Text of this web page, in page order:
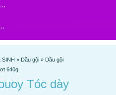
DỤNG CỤ NHÀ BẾP
ĐẶT HÀNG TẠI ĐÂY
SINH » Dầu gội » Dầu gội
640g
Tóc dày